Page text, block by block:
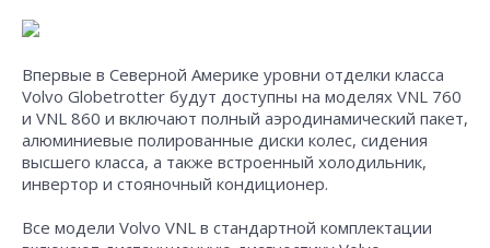
Впервые в Северной Америке уровни отделки класса
Volvo Globetrotter будут доступны на моделях VNL 760
и VNL 860 и включают полный аэродинамический пакет,
алюминиевые полированные диски колес, сидения
высшего класса, а также встроенный холодильник,
инвертор и стояночный кондиционер.
Все модели Volvo VNL в стандартной комплектации